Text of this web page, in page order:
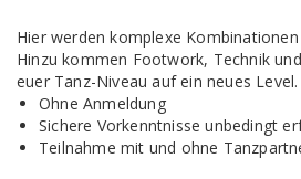
Hier werden komplexe
Hinzu kommen Footwork, Technik
euer Tanz-Niveau auf ein neues Level.
Ohne Anmeldung
Sichere Vorkenntnisse unbedingt
Teilnahme mit und ohne